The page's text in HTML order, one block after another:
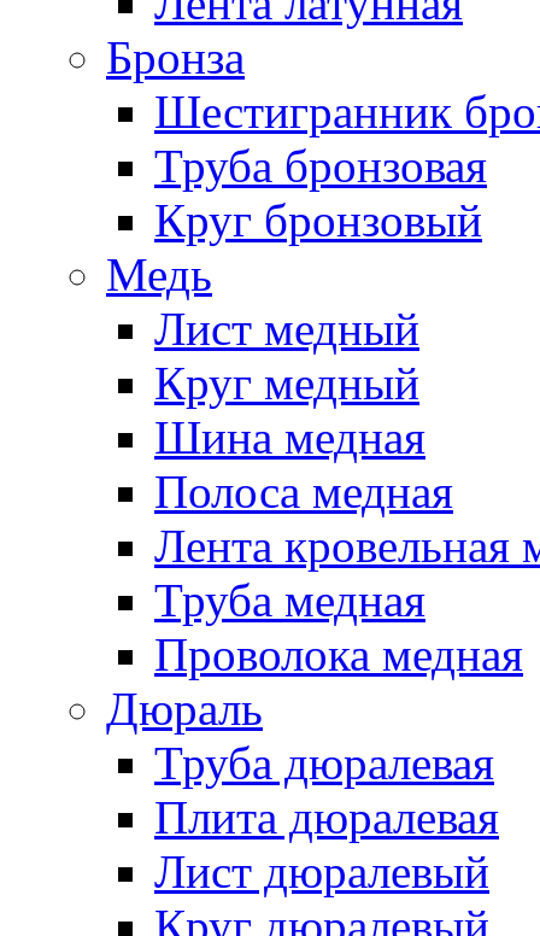
Бронза
Шестигранник
Труба бронзовая
Круг бронзовый
Медь
Лист медный
Круг медный
Шина медная
Полоса медная
Лента кровельная
Труба медная
Проволока медная
Дюраль
Труба дюралевая
Плита дюралевая
Лист дюралевый